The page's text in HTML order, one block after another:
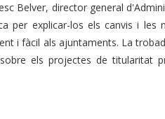
Belver, director general
per explicar-los els canvis i les
i fàcil als ajuntaments. La
els projectes de titularitat